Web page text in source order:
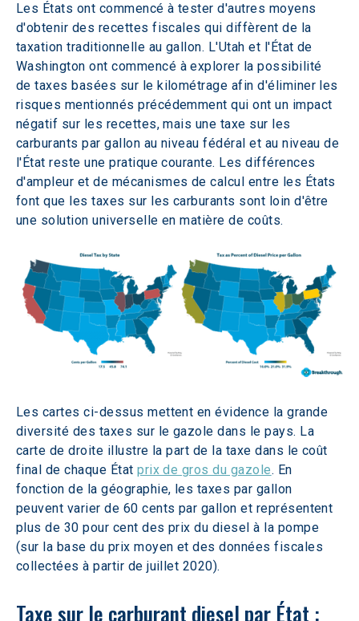
Les États ont commencé à tester d'autres moyens
d'obtenir des recettes fiscales qui diffèrent de la
taxation traditionnelle au gallon. L'Utah et l'État de
Washington ont commencé à explorer la possibilité
de taxes basées sur le kilométrage afin d'éliminer les
risques mentionnés précédemment qui ont un impact
négatif sur les recettes, mais une taxe sur les
carburants par gallon au niveau fédéral et au niveau de
l'État reste une pratique courante. Les différences
d'ampleur et de mécanismes de calcul entre les États
font que les taxes sur les carburants sont loin d'être
une solution universelle en matière de coûts.
Les cartes ci-dessus mettent en évidence la grande
diversité des taxes sur le gazole dans le pays. La
carte de droite illustre la part de la taxe dans le coût
final de chaque État prix de gros du gazole. En
fonction de la géographie, les taxes par gallon
peuvent varier de 60 cents par gallon et représentent
plus de 30 pour cent des prix du diesel à la pompe
(sur la base du prix moyen et des données fiscales
collectées à partir de juillet 2020).
Taxe sur le carburant diesel par État :